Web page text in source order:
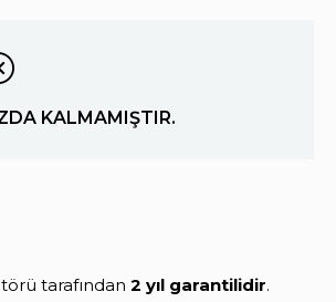
KALMAMIŞTIR.
tarafından 2 yıl garantilidir.